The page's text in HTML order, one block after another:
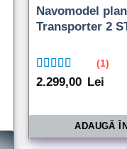
Navomodel
Transporter 2
Evaluat la
din 5
(1)
2.299,00 Lei
ADAUGĂ